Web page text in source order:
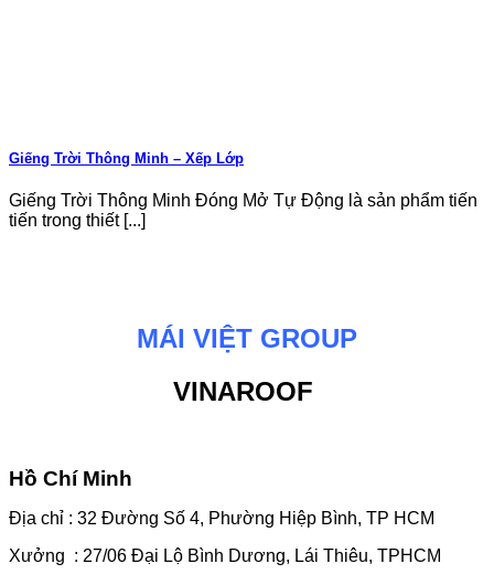
Giếng Trời Thông Minh – Xếp Lớp
Giếng Trời Thông Minh Đóng Mở Tự Động là sản phẩm tiến
tiến trong thiết [...]
MÁI VIỆT GROUP
VINAROOF
Hồ Chí Minh
Địa chỉ : 32 Đường Số 4, Phường Hiệp Bình, TP HCM
Xưởng : 27/06 Đại Lộ Bình Dương, Lái Thiêu, TPHCM